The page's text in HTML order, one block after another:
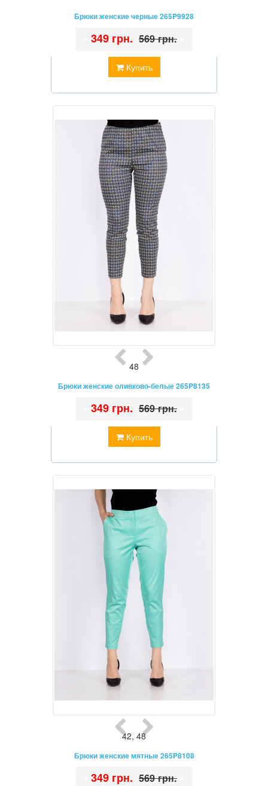
Брюки женские черные 265P9928
Купить
349 грн. 569 грн.
48
Брюки женские оливково-белые 265P8135
Купить
349 грн. 569 грн.
42, 48
Брюки женские мятные 265P8108
349 грн. 569 грн.